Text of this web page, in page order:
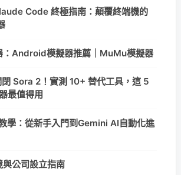
Code 終極指南：顛覆終端機的
：Android模擬器推薦｜MuMu模擬器
Sora 2！實測 10+ 替代工具，這 5
最值得用
學：從新手入門到Gemini AI自動化進
公司設立指南